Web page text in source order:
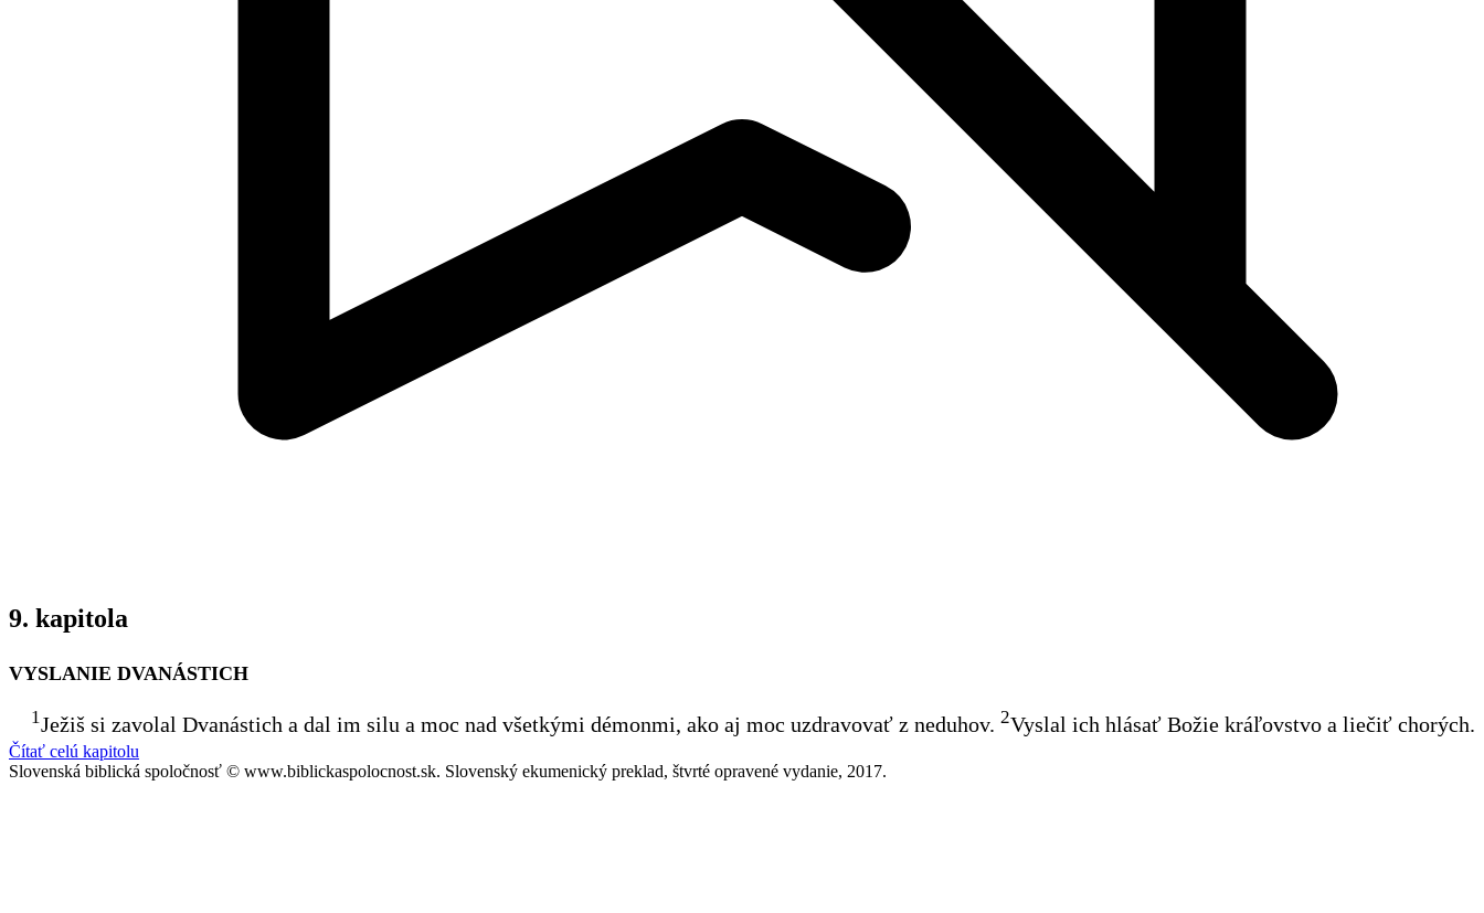
9. kapitola
VYSLANIE DVANÁSTICH
1Ježiš si zavolal Dvanástich a dal im silu a moc nad všetkými démonmi, ako aj moc uzdravovať z neduhov. 2Vyslal ich hlásať Božie kráľovstvo a liečiť chorých.
Čítať celú kapitolu
Slovenská biblická spoločnosť © www.biblickaspolocnost.sk. Slovenský ekumenický preklad, štvrté opravené vydanie, 2017.